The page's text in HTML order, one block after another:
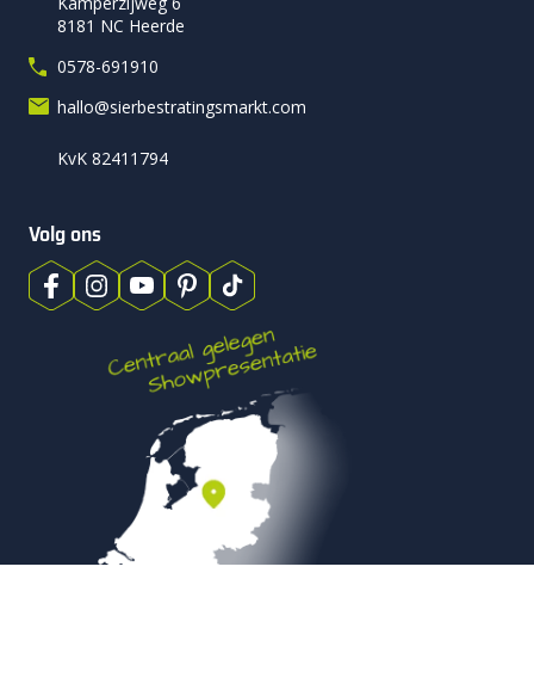
8181 NC Heerde
0578-691910
hallo@sierbestratingsmarkt.com
KvK 82411794
Volg ons